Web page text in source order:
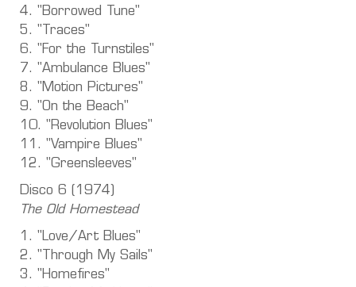
4. "Borrowed Tune"
5. "Traces"
6. "For the Turnstiles"
7. "Ambulance Blues"
8. "Motion Pictures"
9. "On the Beach"
10. "Revolution Blues"
11. "Vampire Blues"
12. "Greensleeves"
Disco 6 (1974)
The Old Homestead
1. "Love/Art Blues"
2. "Through My Sails"
3. "Homefires"